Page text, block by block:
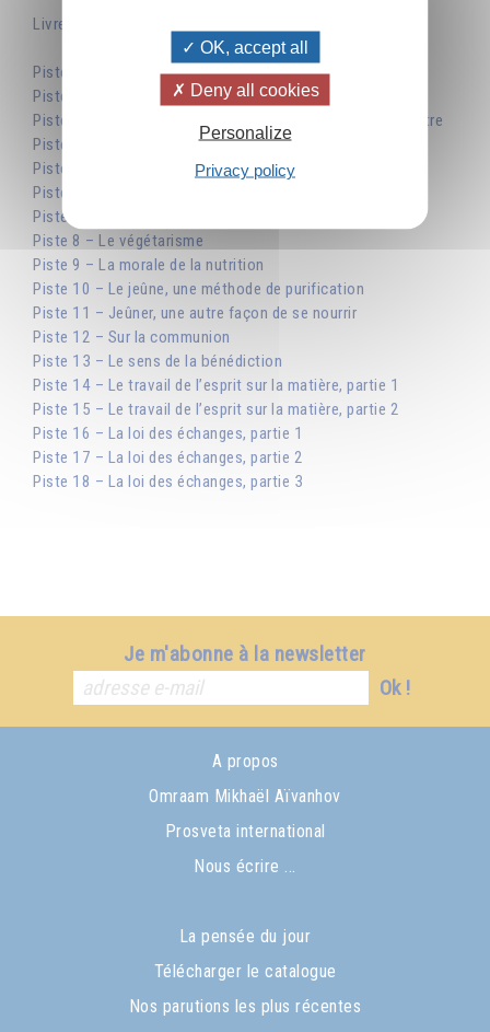
Livre audio – Le yoga de la nutrition
Piste 1 – Note de l’éditeur
Piste 2 – Table des matières
Piste 3 – Se nourrir, un acte qui concerne la totalité de l’être
Piste 4 – Hrani-yoga
Piste 5 – La nourriture, une lettre d’amour du Créateur
Piste 6 – Le choix de la nourriture, partie 1
Piste 7 – Le choix de la nourriture, partie 2
Piste 8 – Le végétarisme
Piste 9 – La morale de la nutrition
Piste 10 – Le jeûne, une méthode de purification
Piste 11 – Jeûner, une autre façon de se nourrir
Piste 12 – Sur la communion
Piste 13 – Le sens de la bénédiction
Piste 14 – Le travail de l’esprit sur la matière, partie 1
Piste 15 – Le travail de l’esprit sur la matière, partie 2
Piste 16 – La loi des échanges, partie 1
Piste 17 – La loi des échanges, partie 2
Piste 18 – La loi des échanges, partie 3
Je m'abonne à la newsletter
Ok !
A propos
Omraam Mikhaël Aïvanhov
Prosveta international
Nous écrire ...
La pensée du jour
Télécharger le catalogue
Nos parutions les plus récentes
OK, accept all
Deny all cookies
Personalize
Privacy policy